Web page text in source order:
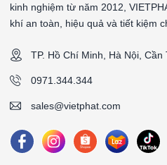
kinh nghiệm từ năm 2012,
khí an toàn, hiệu quả và tiết kiệm
TP. Hồ Chí Minh, Hà Nội,
0971.344.344
sales@vietphat.com